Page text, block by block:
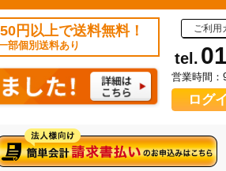
円以上で送料無料！
部個別送料あり
ご利用
tel.
営業時間
ログ